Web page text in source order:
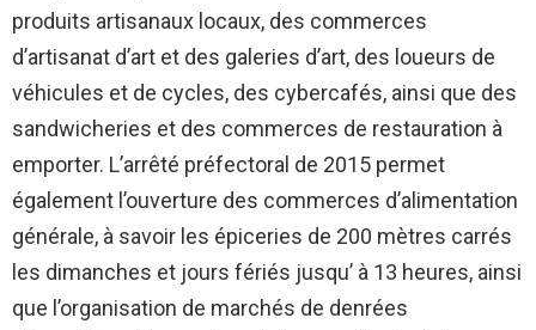
produits artisanaux locaux, des commerces
d’artisanat d’art et des galeries d’art, des loueurs de
véhicules et de cycles, des cybercafés, ainsi que des
sandwicheries et des commerces de restauration à
emporter. L’arrêté préfectoral de 2015 permet
également l’ouverture des commerces d’alimentation
générale, à savoir les épiceries de 200 mètres carrés
les dimanches et jours fériés jusqu’ à 13 heures, ainsi
que l’organisation de marchés de denrées